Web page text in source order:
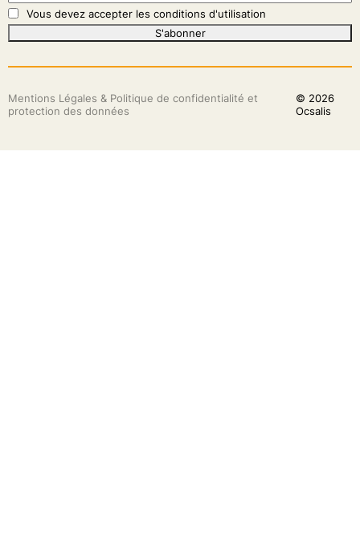
Vous devez accepter les conditions d'utilisation
S'abonner
Mentions Légales & Politique de confidentialité et
protection des données
© 2026
Ocsalis